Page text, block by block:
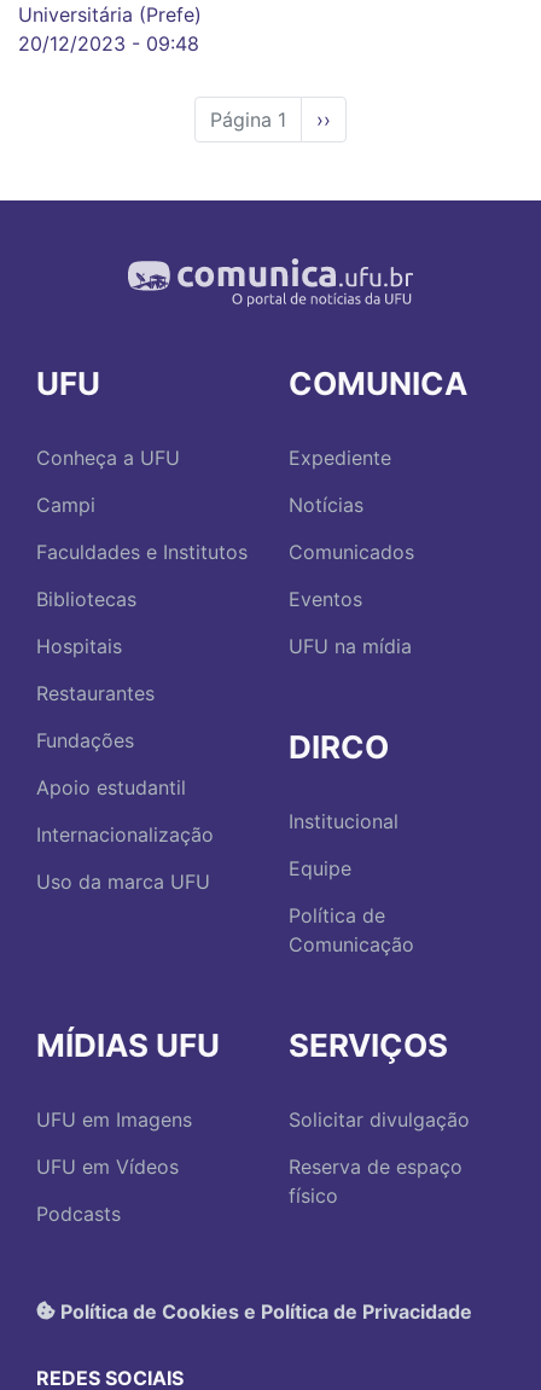
Universitária (Prefe)
20/12/2023 - 09:48
Página 1
Próxima
página
››
UFU
Conheça a UFU
Campi
Faculdades e Institutos
Bibliotecas
Hospitais
Restaurantes
Fundações
Apoio estudantil
Internacionalização
Uso da marca UFU
COMUNICA
Expediente
Notícias
Comunicados
Eventos
UFU na mídia
DIRCO
Institucional
Equipe
Política de
Comunicação
MÍDIAS UFU
UFU em Imagens
UFU em Vídeos
Podcasts
SERVIÇOS
Solicitar divulgação
Reserva de espaço
físico
Política de Cookies e Política de Privacidade
REDES SOCIAIS